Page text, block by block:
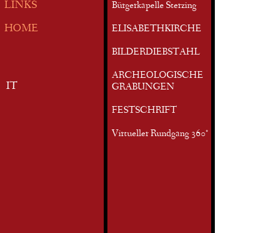
LINKS
HOME
IT
Bürgerkapelle Sterzing
ELISABETHKIRCHE
BILDERDIEBSTAHL
ARCHEOLOGISCHE
GRABUNGEN
FESTSCHRIFT
Virtueller Rundgang 360°